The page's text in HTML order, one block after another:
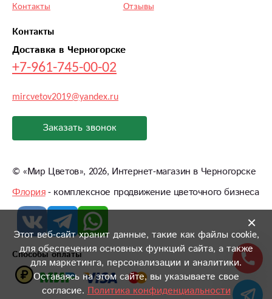
Этот веб-сайт хранит данные, такие как файлы cookie,
для обеспечения основных функций сайта, а также
для маркетинга, персонализации и аналитики.
Оставаясь на этом сайте, вы указываете свое
согласие.Политика конфиденциальности
×
Контакты
Доставка в Черногорске
+7-961-745-00-02
mircvetov2019@yandex.ru
Заказать звонок
Контакты
Отзывы
© «Мир Цветов», 2026, Интернет-магазин в Черногорске
Флория- комплексное продвижение цветочного бизнеса
Способы оплаты